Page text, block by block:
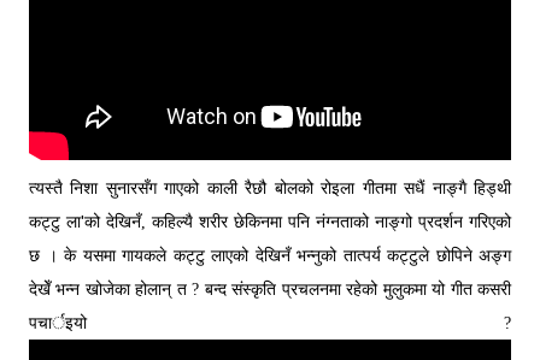
त्यस्तै निशा सुनारसँग गाएको काली रैछौ बोलको रोइला गीतमा सधैं नाङ्गै हिड्थी
कट्टु ला'को देखिनँ, कहिल्यै शरीर छेकिनमा पनि नंग्नताको नाङ्गो प्रदर्शन गरिएको
छ । के यसमा गायकले कट्टु लाएको देखिनँ भन्नुको तात्पर्य कट्टुले छोपिने अङ्ग
देखेँ भन्न खोजेका होलान् त ? बन्द संस्कृति प्रचलनमा रहेको मुलुकमा यो गीत कसरी
पचार्इयो ?